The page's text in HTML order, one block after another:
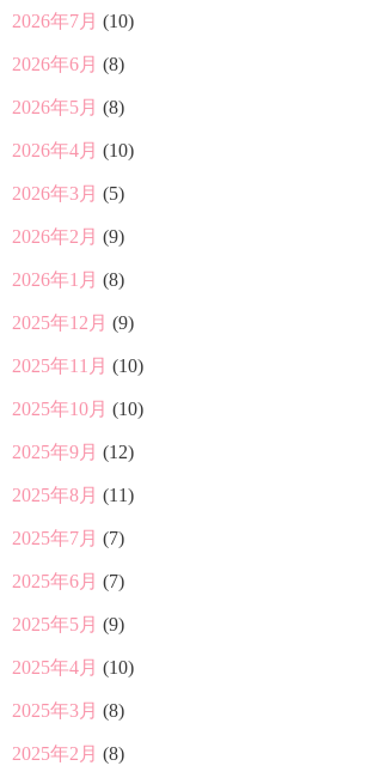
2026年7月 (10)
2026年6月 (8)
2026年5月 (8)
2026年4月 (10)
2026年3月 (5)
2026年2月 (9)
2026年1月 (8)
2025年12月 (9)
2025年11月 (10)
2025年10月 (10)
2025年9月 (12)
2025年8月 (11)
2025年7月 (7)
2025年6月 (7)
2025年5月 (9)
2025年4月 (10)
2025年3月 (8)
2025年2月 (8)